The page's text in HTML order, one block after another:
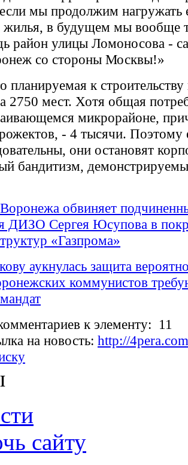
мы продолжим нагружать
жилья, в будущем мы вообще
район улицы Ломоносова -
со стороны Москвы!»
планируемая к
2750 мест. Хотя общая
микрорайоне,
- 4 тысячи. Поэтому
они остановят
бандитизм,
обвиняет
ДИЗО Сергея Юсупова в
«Газпрома»
аукнулась защита
коммунистов
к элементу: 11
на новость: http://
сайту